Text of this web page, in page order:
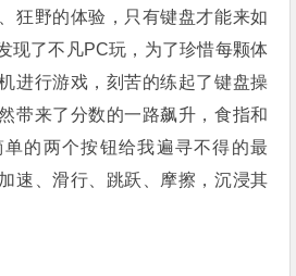
狂野的体验，只有键盘才能来如
现了不凡PC玩，为了珍惜每颗体
进行游戏，刻苦的练起了键盘操
带来了分数的一路飙升，食指和
的两个按钮给我遍寻不得的最
速、滑行、跳跃、摩擦，沉浸其